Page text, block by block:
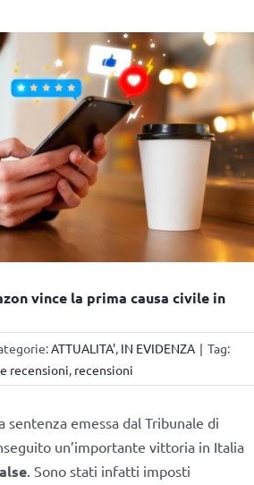
vince la prima causa civile in
ATTUALITA', IN EVIDENZA | Tag:
recensioni, recensioni
sentenza emessa dal Tribunale di
un’importante vittoria in Italia
. Sono stati infatti imposti